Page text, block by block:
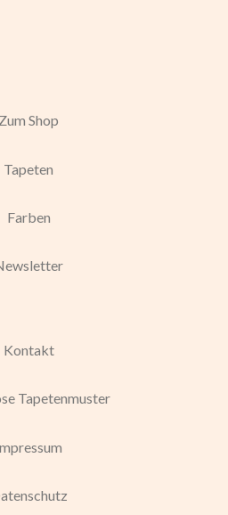
Zum Shop
Tapeten
Farben
Kontakt
Tapetenmuster